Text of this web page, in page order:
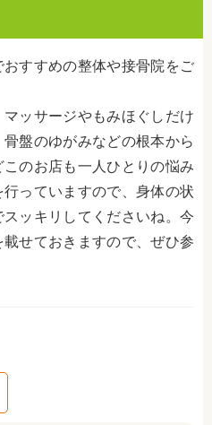
すすめの整体や接骨院をご
ッサージやもみほぐしだけ
盤のゆがみなどの根本から
のお店も一人ひとりの悩み
っていますので、身体の状
ッキリしてくださいね。今
せておきますので、ぜひ参